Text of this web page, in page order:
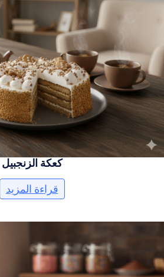
كعكة الزنجبيل
قراءة المزيد